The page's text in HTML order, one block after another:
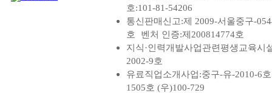
호:101-81-54206
통신판매신고:제 2009-서울중구-
호
벤처 인증:제200814774호
지식·인력개발사업관련평생교육시
2002-9호
유료직업소개사업:중구-유-2010-6호
1505호 (우)100-729